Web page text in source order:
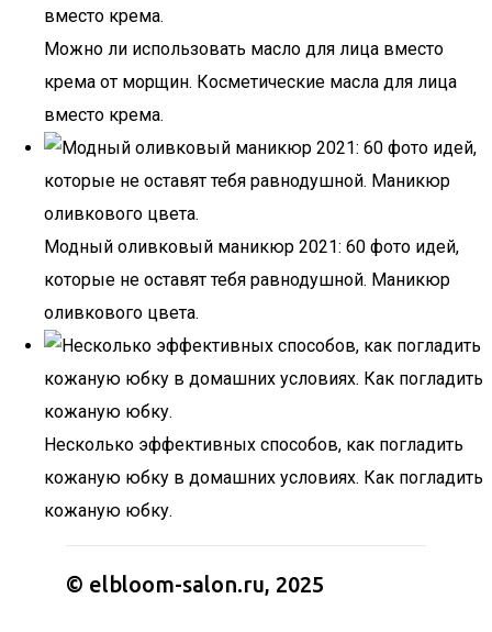
Можно ли использовать масло для лица вместо
крема от морщин. Косметические масла для лица
вместо крема.
Модный оливковый маникюр 2021: 60 фото идей,
которые не оставят тебя равнодушной. Маникюр
оливкового цвета.
Несколько эффективных способов, как погладить
кожаную юбку в домашних условиях. Как погладить
кожаную юбку.
© elbloom-salon.ru, 2025